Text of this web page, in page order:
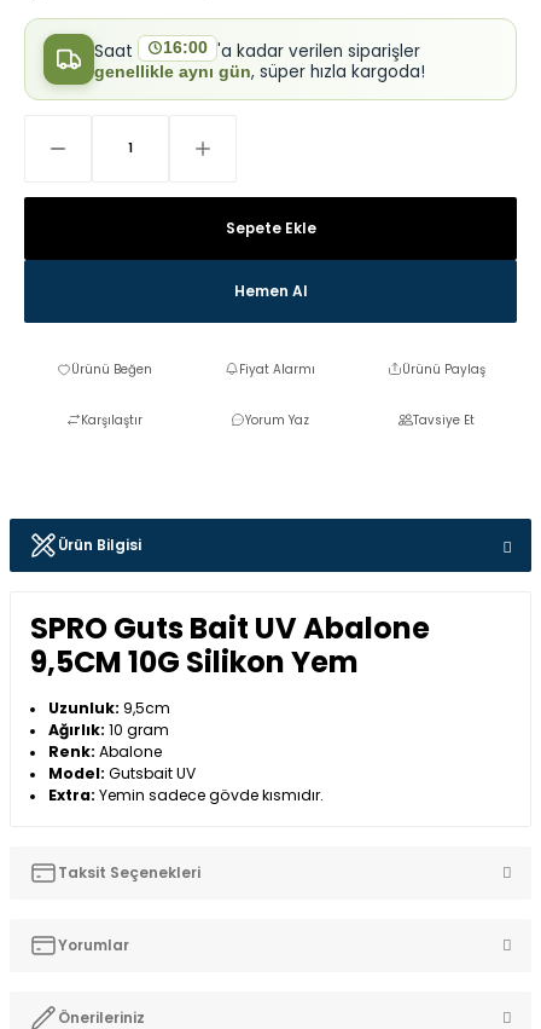
Saat 16:00 'a kadar verilen siparişler
genellikle aynı gün, süper hızla kargoda!
Sepete Ekle
Hemen Al
Fiyat Alarmı Ürünü Paylaş
Karşılaştır Yorum Yaz Tavsiye Et
Ürün Bilgisi
SPRO Guts Bait UV Abalone
9,5CM 10G Silikon Yem
Uzunluk: 9,5cm
Ağırlık: 10 gram
Renk: Abalone
Model:Gutsbait UV
Extra: Yemin sadece gövde kısmıdır.
Taksit Seçenekleri
Yorumlar
Önerileriniz